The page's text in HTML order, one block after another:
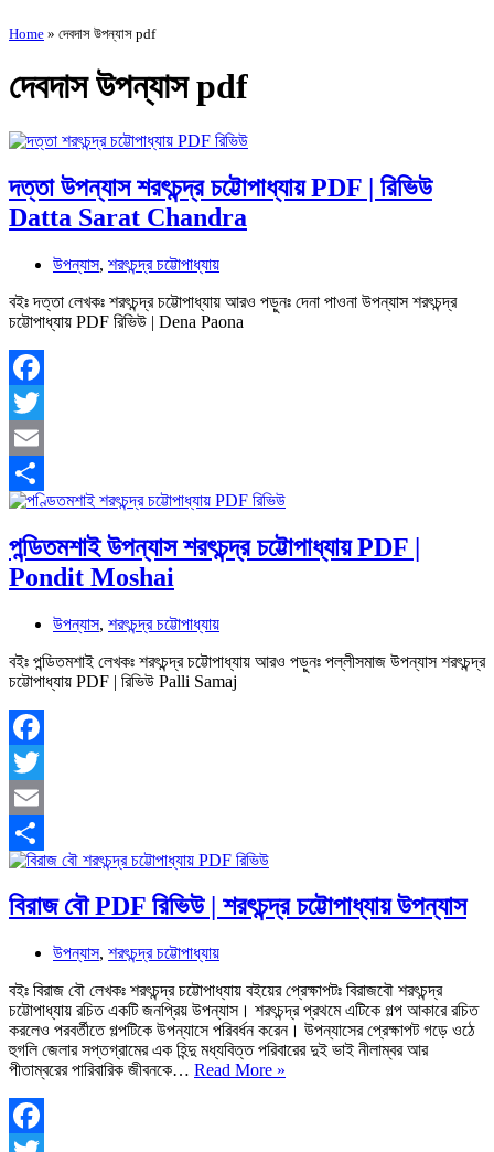
Home » দেবদাস উপন্যাস pdf
দেবদাস উপন্যাস pdf
দত্তা উপন্যাস শরৎচন্দ্র চট্টোপাধ্যায় PDF | রিভিউ
Datta Sarat Chandra
উপন্যাস, শরৎচন্দ্র চট্টোপাধ্যায়
বইঃ দত্তা লেখকঃ শরৎচন্দ্র চট্টোপাধ্যায় আরও পড়ুনঃ দেনা পাওনা উপন্যাস শরৎচন্দ্র
চট্টোপাধ্যায় PDF রিভিউ | Dena Paona
Facebook
Twitter
Email
Share
পন্ডিতমশাই উপন্যাস শরৎচন্দ্র চট্টোপাধ্যায় PDF |
Pondit Moshai
উপন্যাস, শরৎচন্দ্র চট্টোপাধ্যায়
বইঃ পন্ডিতমশাই লেখকঃ শরৎচন্দ্র চট্টোপাধ্যায় আরও পড়ুনঃ পল্লীসমাজ উপন্যাস শরৎচন্দ্র
চট্টোপাধ্যায় PDF | রিভিউ Palli Samaj
Facebook
Twitter
Email
Share
বিরাজ বৌ PDF রিভিউ | শরৎচন্দ্র চট্টোপাধ্যায় উপন্যাস
উপন্যাস, শরৎচন্দ্র চট্টোপাধ্যায়
বইঃ বিরাজ বৌ লেখকঃ শরৎচন্দ্র চট্টোপাধ্যায় বইয়ের প্রেক্ষাপটঃ বিরাজবৌ শরৎচন্দ্র
চট্টোপাধ্যায় রচিত একটি জনপ্রিয় উপন্যাস। শরৎচন্দ্র প্রথমে এটিকে গল্প আকারে রচিত
করলেও পরবর্তীতে গল্পটিকে উপন্যাসে পরিবর্ধন করেন। উপন্যাসের প্রেক্ষাপট গড়ে ওঠে
হুগলি জেলার সপ্তগ্রামের এক হিন্দু মধ্যবিত্ত পরিবারের দুই ভাই নীলাম্বর আর
পীতাম্বরের পারিবারিক জীবনকে… Read More »